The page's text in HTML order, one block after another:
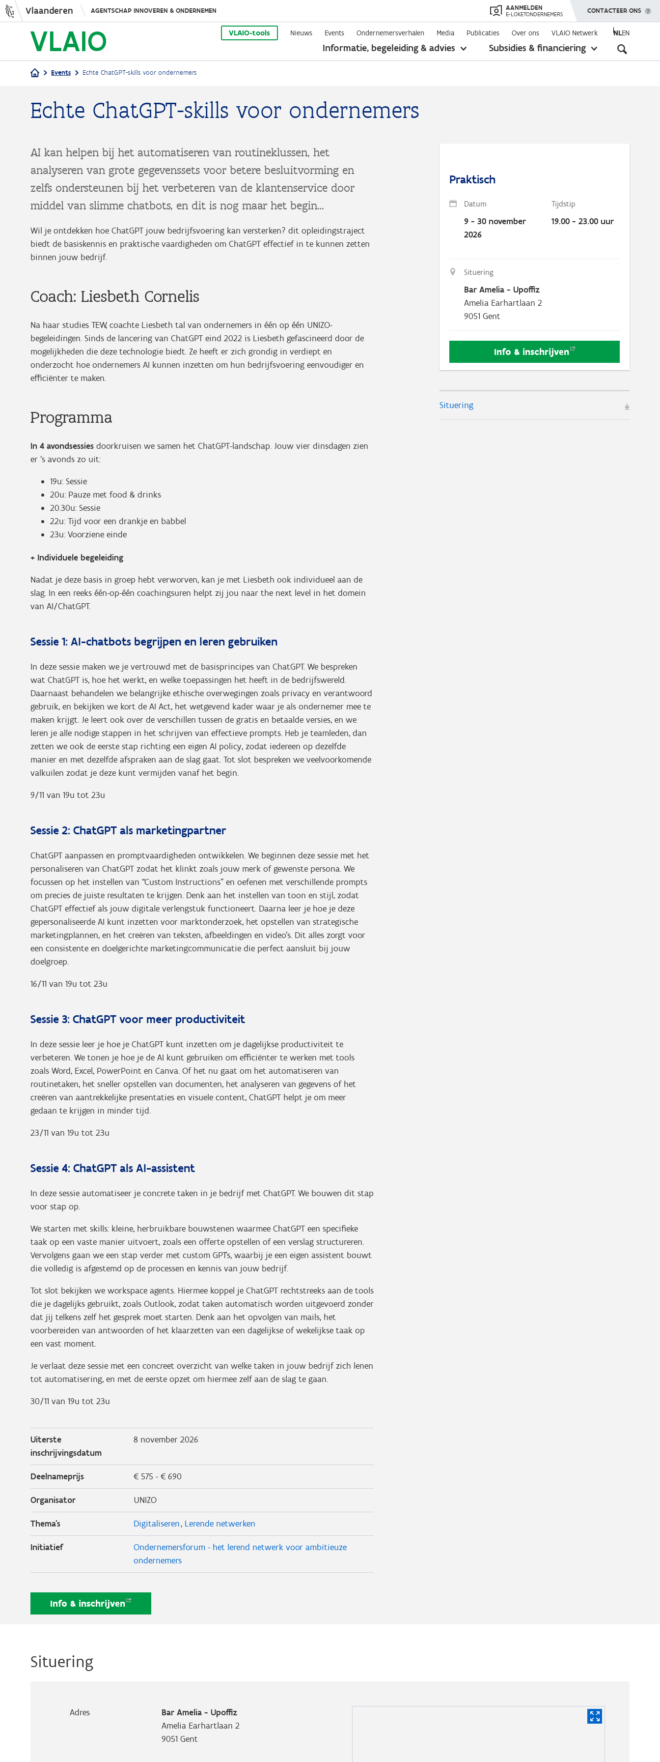
Overslaan
en
naar
de
Vlaanderen AGENTSCHAP INNOVEREN & ONDERNEMEN AANMELDEN
E-LOKETONDERNEMERS TOON MENU
CONTACTEER ONS
VLAIO-tools Nieuws Events Ondernemersverhalen Media Publicaties Over ons VLAIO Netwerk NLEN
Informatie, begeleiding & advies
toon
Subsidies & financiering
toon
Kruimelpad
Events Echte ChatGPT-skills voor ondernemers
Echte ChatGPT-skills voor ondernemers
AI kan helpen bij het automatiseren van routineklussen, het
analyseren van grote gegevenssets voor betere besluitvorming en
zelfs ondersteunen bij het verbeteren van de klantenservice door
middel van slimme chatbots, en dit is nog maar het begin…
Wil je ontdekken hoe ChatGPT jouw bedrijfsvoering kan versterken? dit opleidingstraject
biedt de basiskennis en praktische vaardigheden om ChatGPT effectief in te kunnen zetten
binnen jouw bedrijf.
Coach: Liesbeth Cornelis
Na haar studies TEW, coachte Liesbeth tal van ondernemers in één op één UNIZO-
begeleidingen. Sinds de lancering van ChatGPT eind 2022 is Liesbeth gefascineerd door de
mogelijkheden die deze technologie biedt. Ze heeft er zich grondig in verdiept en
onderzocht hoe ondernemers AI kunnen inzetten om hun bedrijfsvoering eenvoudiger en
efficiënter te maken.
Programma
In 4 avondsessies doorkruisen we samen het ChatGPT-landschap. Jouw vier dinsdagen zien
er ‘s avonds zo uit:
19u: Sessie
20u: Pauze met food & drinks
20.30u: Sessie
22u: Tijd voor een drankje en babbel
23u: Voorziene einde
+ Individuele begeleiding
Nadat je deze basis in groep hebt verworven, kan je met Liesbeth ook individueel aan de
slag. In een reeks één-op-één coachingsuren helpt zij jou naar the next level in het domein
van AI/ChatGPT.
Sessie 1: AI-chatbots begrijpen en leren gebruiken
In deze sessie maken we je vertrouwd met de basisprincipes van ChatGPT. We bespreken
wat ChatGPT is, hoe het werkt, en welke toepassingen het heeft in de bedrijfswereld.
Daarnaast behandelen we belangrijke ethische overwegingen zoals privacy en verantwoord
gebruik, en bekijken we kort de AI Act, het wetgevend kader waar je als ondernemer mee te
maken krijgt. Je leert ook over de verschillen tussen de gratis en betaalde versies, en we
leren je alle nodige stappen in het schrijven van effectieve prompts. Heb je teamleden, dan
zetten we ook de eerste stap richting een eigen AI policy, zodat iedereen op dezelfde
manier en met dezelfde afspraken aan de slag gaat. Tot slot bespreken we veelvoorkomende
valkuilen zodat je deze kunt vermijden vanaf het begin.
9/11 van 19u tot 23u
Sessie 2: ChatGPT als marketingpartner
ChatGPT aanpassen en promptvaardigheden ontwikkelen. We beginnen deze sessie met het
personaliseren van ChatGPT zodat het klinkt zoals jouw merk of gewenste persona. We
focussen op het instellen van “Custom Instructions” en oefenen met verschillende prompts
om precies de juiste resultaten te krijgen. Denk aan het instellen van toon en stijl, zodat
ChatGPT effectief als jouw digitale verlengstuk functioneert. Daarna leer je hoe je deze
gepersonaliseerde AI kunt inzetten voor marktonderzoek, het opstellen van strategische
marketingplannen, en het creëren van teksten, afbeeldingen en video’s. Dit alles zorgt voor
een consistente en doelgerichte marketingcommunicatie die perfect aansluit bij jouw
doelgroep.
16/11 van 19u tot 23u
Sessie 3: ChatGPT voor meer productiviteit
In deze sessie leer je hoe je ChatGPT kunt inzetten om je dagelijkse productiviteit te
verbeteren. We tonen je hoe je de AI kunt gebruiken om efficiënter te werken met tools
zoals Word, Excel, PowerPoint en Canva. Of het nu gaat om het automatiseren van
routinetaken, het sneller opstellen van documenten, het analyseren van gegevens of het
creëren van aantrekkelijke presentaties en visuele content, ChatGPT helpt je om meer
gedaan te krijgen in minder tijd.
23/11 van 19u tot 23u
Sessie 4: ChatGPT als AI-assistent
In deze sessie automatiseer je concrete taken in je bedrijf met ChatGPT. We bouwen dit stap
voor stap op.
We starten met skills: kleine, herbruikbare bouwstenen waarmee ChatGPT een specifieke
taak op een vaste manier uitvoert, zoals een offerte opstellen of een verslag structureren.
Vervolgens gaan we een stap verder met custom GPT's, waarbij je een eigen assistent bouwt
die volledig is afgestemd op de processen en kennis van jouw bedrijf.
Tot slot bekijken we workspace agents. Hiermee koppel je ChatGPT rechtstreeks aan de tools
die je dagelijks gebruikt, zoals Outlook, zodat taken automatisch worden uitgevoerd zonder
dat jij telkens zelf het gesprek moet starten. Denk aan het opvolgen van mails, het
voorbereiden van antwoorden of het klaarzetten van een dagelijkse of wekelijkse taak op
een vast moment.
Je verlaat deze sessie met een concreet overzicht van welke taken in jouw bedrijf zich lenen
tot automatisering, en met de eerste opzet om hiermee zelf aan de slag te gaan.
30/11 van 19u tot 23u
Uiterste
inschrijvingsdatum
8 november 2026
Deelnameprijs € 575 - € 690
Organisator UNIZO
Thema's Digitaliseren Lerende netwerken
Initiatief
Ondernemersforum - het lerend netwerk voor ambitieuze
ondernemers
Info & inschrijven
Praktisch
Datum Tijdstip
9 - 30 november
2026
19.00 - 23.00 uur
Situering
Bar Amelia - Upoffiz
Amelia Earhartlaan 2
9051 Gent
Info & inschrijven
Situering
Situering
Adres
Bar Amelia - Upoffiz
Amelia Earhartlaan 2
9051 Gent